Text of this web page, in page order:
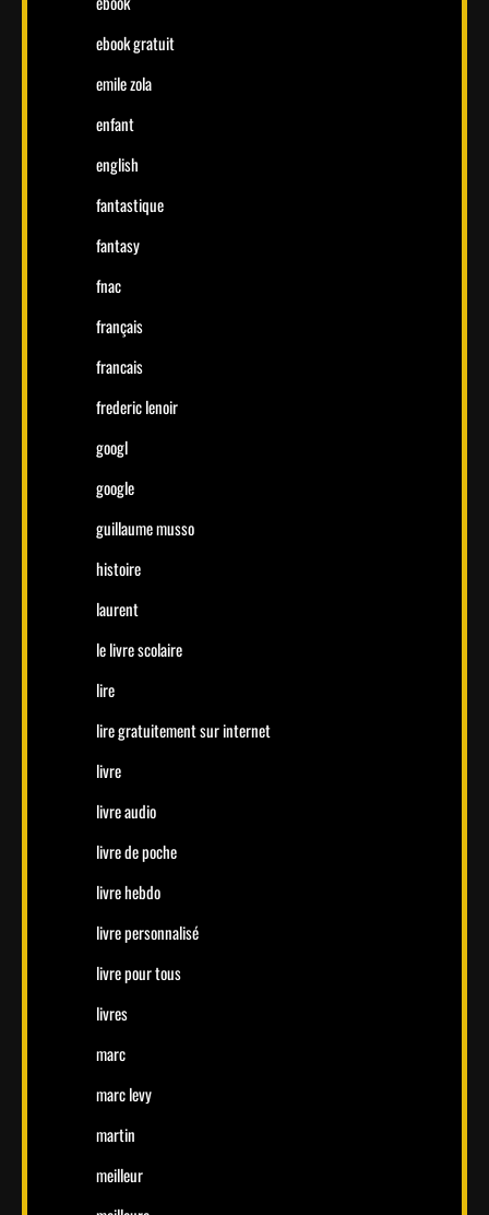
ebook gratuit
emile zola
enfant
english
fantastique
fantasy
fnac
français
francais
frederic lenoir
googl
google
guillaume musso
histoire
laurent
le livre scolaire
lire
lire gratuitement sur internet
livre
livre audio
livre de poche
livre hebdo
livre personnalisé
livre pour tous
livres
marc
marc levy
martin
meilleur